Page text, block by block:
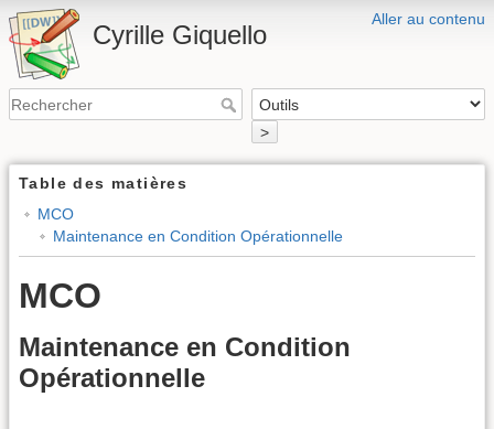
Aller au contenu
Cyrille Giquello
>
Table des matières
MCO
Maintenance en Condition Opérationnelle
MCO
Maintenance en Condition
Opérationnelle